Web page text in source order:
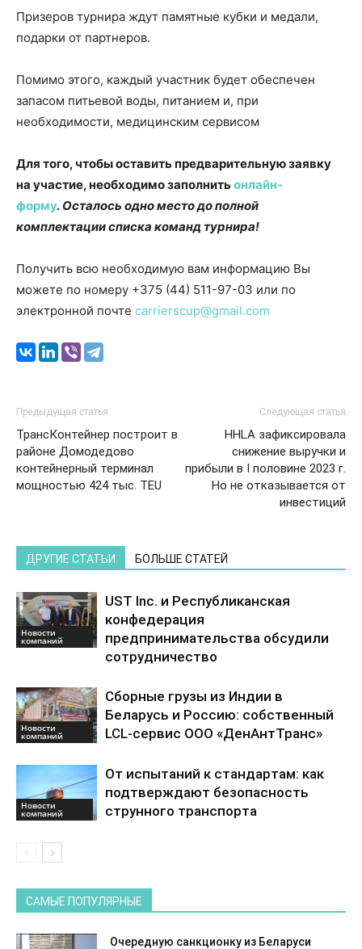
Призеров турнира ждут памятные кубки и медали,
подарки от партнеров.
Помимо этого, каждый участник будет обеспечен
запасом питьевой воды, питанием и, при
необходимости, медицинским сервисом
Для того, чтобы оставить предварительную заявку
на участие, необходимо заполнитьонлайн-
форму. Осталось одно место до полной
комплектации списка команд турнира!
Получить всю необходимую вам информацию Вы
можете по номеру +375 (44) 511-97-03 или по
электронной почте carrierscup@gmail.com
Предыдущая статья
ТрансКонтейнер построит в
районе Домодедово
контейнерный терминал
мощностью 424 тыс. TEU
Следующая статья
HHLA зафиксировала
снижение выручки и
прибыли в I половине 2023 г.
Но не отказывается от
инвестиций
ДРУГИЕ СТАТЬИ БОЛЬШЕ СТАТЕЙ
Новости
компаний
UST Inc. и Республиканская
конфедерация
предпринимательства обсудили
сотрудничество
Новости
компаний
Сборные грузы из Индии в
Беларусь и Россию: собственный
LCL-сервис ООО «ДенАнтТранс»
Новости
компаний
От испытаний к стандартам: как
подтверждают безопасность
струнного транспорта
САМЫЕ ПОПУЛЯРНЫЕ
Очередную санкционку из Беларуси